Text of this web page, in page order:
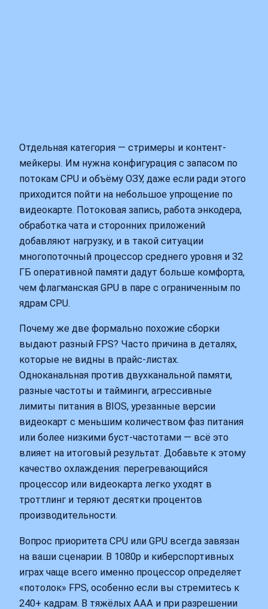
Отдельная категория — стримеры и контент-
мейкеры. Им нужна конфигурация с запасом по
потокам CPU и объёму ОЗУ, даже если ради этого
приходится пойти на небольшое упрощение по
видеокарте. Потоковая запись, работа энкодера,
обработка чата и сторонних приложений
добавляют нагрузку, и в такой ситуации
многопоточный процессор среднего уровня и 32
ГБ оперативной памяти дадут больше комфорта,
чем флагманская GPU в паре с ограниченным по
ядрам CPU.
Почему же две формально похожие сборки
выдают разный FPS? Часто причина в деталях,
которые не видны в прайс-листах.
Одноканальная против двухканальной памяти,
разные частоты и тайминги, агрессивные
лимиты питания в BIOS, урезанные версии
видеокарт с меньшим количеством фаз питания
или более низкими буст-частотами — всё это
влияет на итоговый результат. Добавьте к этому
качество охлаждения: перегревающийся
процессор или видеокарта легко уходят в
троттлинг и теряют десятки процентов
производительности.
Вопрос приоритета CPU или GPU всегда завязан
на ваши сценарии. В 1080p и киберспортивных
играх чаще всего именно процессор определяет
«потолок» FPS, особенно если вы стремитесь к
240+ кадрам. В тяжёлых ААА и при разрешении